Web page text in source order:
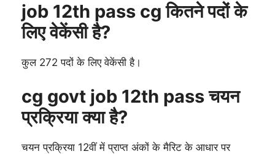
job 12th pass cg कितने पदों के
लिए वेकेंसी है?
कुल 272 पदों के लिए वेकेंसी है।
cg govt job 12th pass चयन
प्रक्रिया क्या है?
चयन प्रक्रिया 12वीं में प्राप्त अंकों के मैरिट के आधार पर